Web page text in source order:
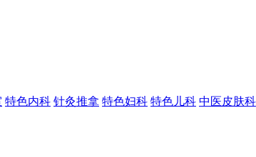
特色内科 针灸推拿 特色妇科 特色儿科 中医皮肤科